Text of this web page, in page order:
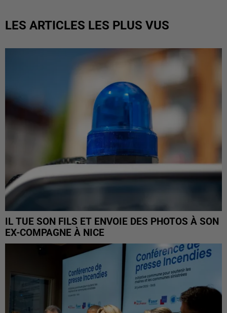
LES ARTICLES LES PLUS VUS
IL TUE SON FILS ET ENVOIE DES PHOTOS À SON
EX-COMPAGNE À NICE